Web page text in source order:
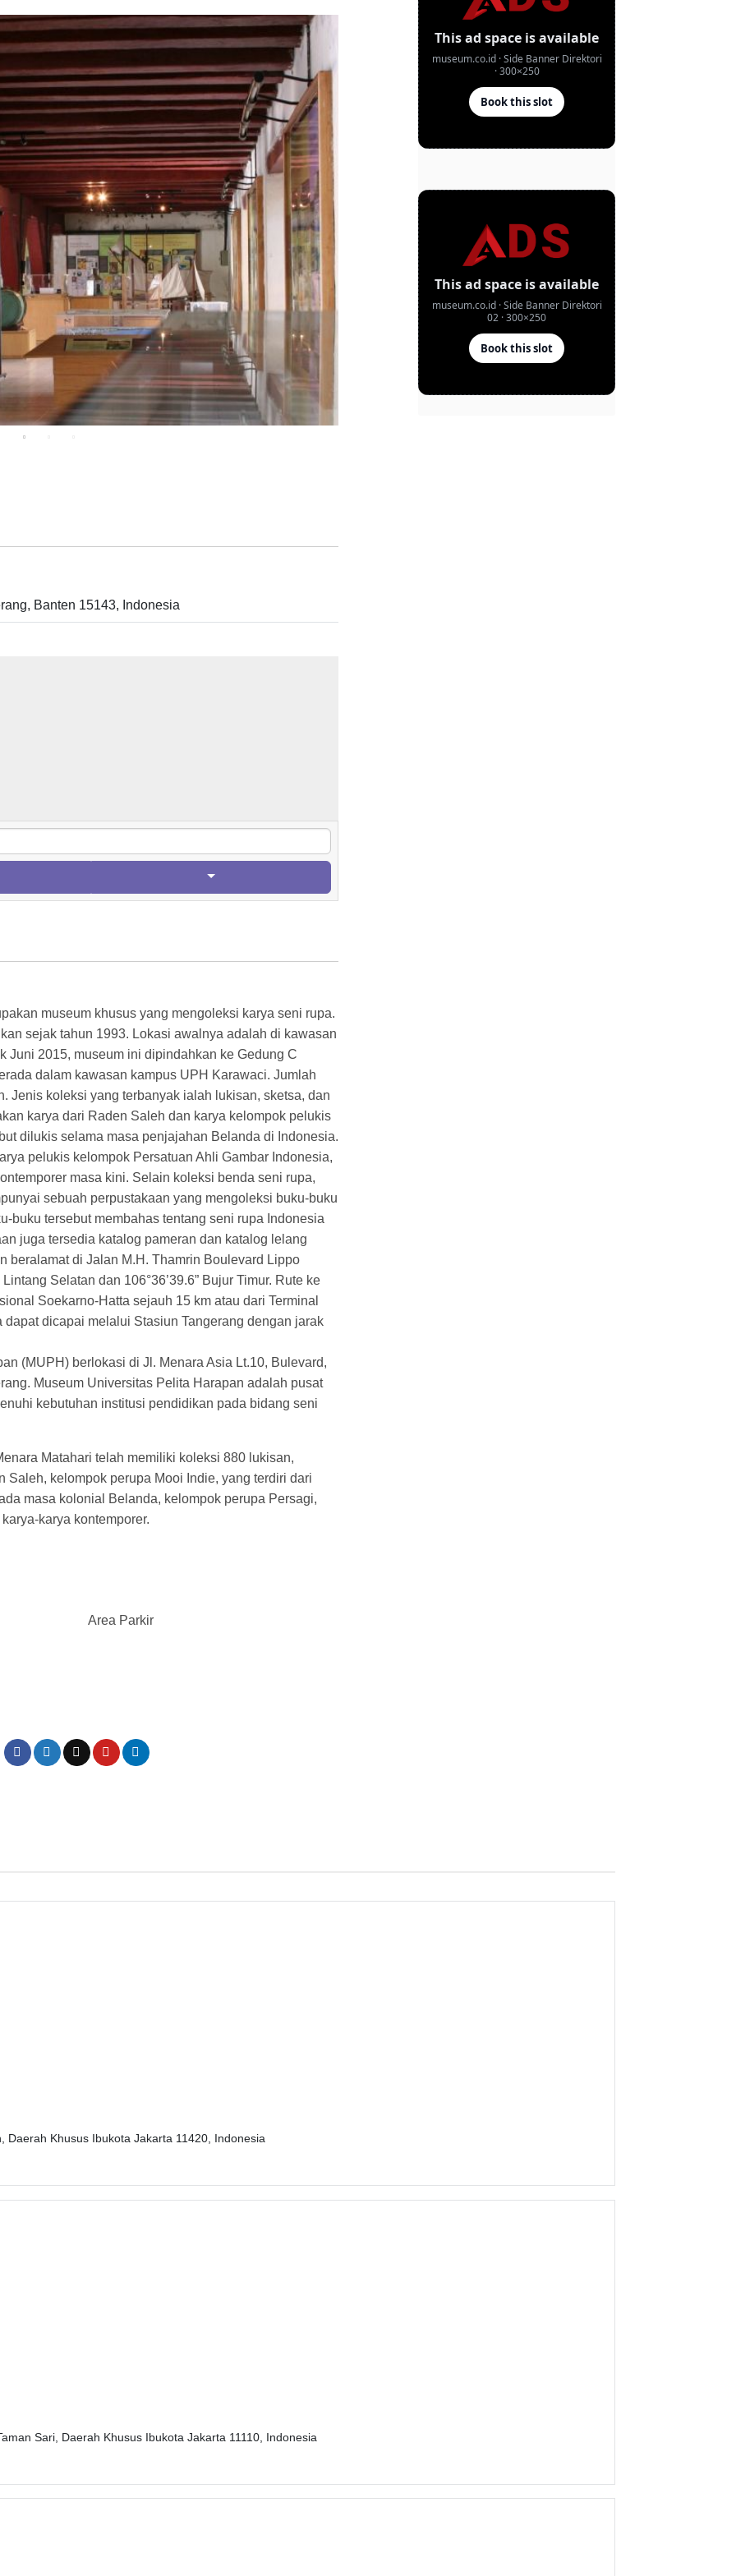
Banten 15143, Indonesia
museum khusus yang mengoleksi karya seni rupa.
sejak tahun 1993. Lokasi awalnya adalah di kawasan
Juni 2015, museum ini dipindahkan ke Gedung C
dalam kawasan kampus UPH Karawaci. Jumlah
Jenis koleksi yang terbanyak ialah lukisan, sketsa, dan
karya dari Raden Saleh dan karya kelompok pelukis
dilukis selama masa penjajahan Belanda di Indonesia.
pelukis kelompok Persatuan Ahli Gambar Indonesia,
masa kini. Selain koleksi benda seni rupa,
sebuah perpustakaan yang mengoleksi buku-buku
buku tersebut membahas tentang seni rupa Indonesia
juga tersedia katalog pameran dan katalog lelang
beralamat di Jalan M.H. Thamrin Boulevard Lippo
Selatan dan 106°36’39.6” Bujur Timur. Rute ke
Soekarno-Hatta sejauh 15 km atau dari Terminal
dicapai melalui Stasiun Tangerang dengan jarak
(MUPH) berlokasi di Jl. Menara Asia Lt.10, Bulevard,
Museum Universitas Pelita Harapan adalah pusat
kebutuhan institusi pendidikan pada bidang seni
Matahari telah memiliki koleksi 880 lukisan,
Saleh, kelompok perupa Mooi Indie, yang terdiri dari
masa kolonial Belanda, kelompok perupa Persagi,
karya kontemporer.
Area Parkir
Daerah Khusus Ibukota Jakarta 11420, Indonesia
Sari, Daerah Khusus Ibukota Jakarta 11110, Indonesia